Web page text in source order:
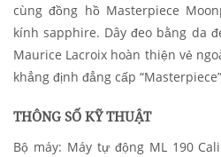
cùng đồng hồ Masterpiece
kính sapphire. Dây đeo bằng da
Maurice Lacroix hoàn thiện vẻ
khẳng định đẳng cấp
THÔNG SỐ KỸ THUẬT
Bộ máy: Máy tự động ML 190